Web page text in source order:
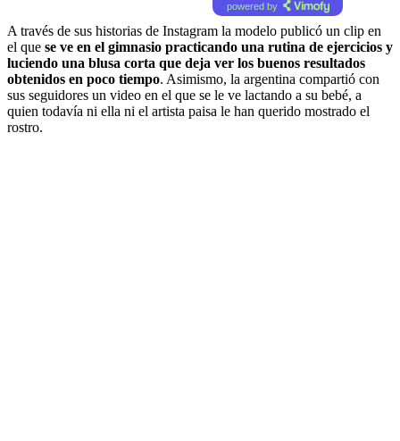
powered by
A través de sus historias de Instagram la modelo publicó un clip en
el que se ve en el gimnasio practicando una rutina de ejercicios y
luciendo una blusa corta que deja ver los buenos resultados
obtenidos en poco tiempo. Asimismo, la argentina compartió con
sus seguidores un video en el que se le ve lactando a su bebé, a
quien todavía ni ella ni el artista paisa le han querido mostrado el
rostro.